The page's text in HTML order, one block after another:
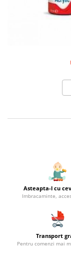
Jucarii si jocuri
Masini, trenuri,
Masinute
Papusi si accesorii
Biciclete fara
Role, patine cu
Organizatoare
Asteapta-l cu
Imbracaminte,
Transport
Pentru comenzi mai